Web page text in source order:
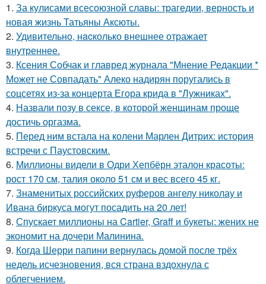
1. За кулисами всесоюзной славы: трагедии, верность и
новая жизнь Татьяны Аксюты.
2. Удивительнo, нacколько внешнее отражает
внутреннее.
3. Ксения Собчак и главред журнала "Мнение Редакции *
Может не Совпадать" Алеко надирян поругались в
соцсетях из-за концерта Егора крида в "Лужниках".
4. Назвали позу в сексе, в которой женщинам проще
достичь оргазма.
5. Перед ним встала на колени Марлен Дитрих: история
встречи с Паустовским.
6. Миллионы видели в Одри Хепбёрн эталон красоты:
рост 170 см, талия около 51 см и вес всего 45 кг.
7. Знаменитых российских руферов ангелу николау и
Ивана биркуса могут посадить на 20 лет!
8. Спускает миллионы на Cartier, Graff и букеты: жених не
экономит на дочери Малинина.
9. Когда Шерри папини вернулась домой после трёх
недель исчезновения, вся страна вздохнула с
облегчением.